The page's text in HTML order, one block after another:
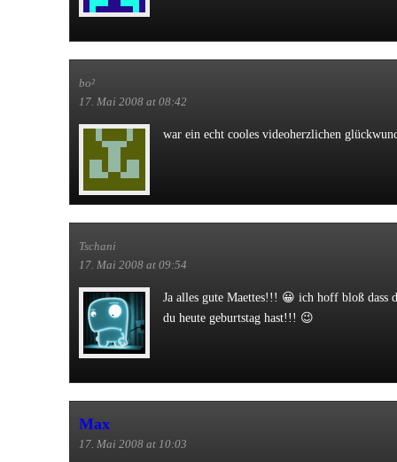
bo²
17. Mai 2008 at 08:42
war ein echt cooles videoherzlichen
Tschani
17. Mai 2008 at 09:54
Ja alles gute Maettes!!! 😀 ich hoff bloß dass
du heute geburtstag hast!!! 😉
Max
17. Mai 2008 at 10:03